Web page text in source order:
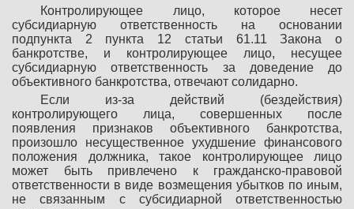
Контролирующее лицо, которое несет
субсидиарную ответственность на основании
подпункта 2 пункта 12 статьи 61.11 Закона о
банкротстве, и контролирующее лицо, несущее
субсидиарную ответственность за доведение до
объективного банкротства, отвечают солидарно.
Если из-за действий (бездействия)
контролирующего лица, совершенных после
появления признаков объективного банкротства,
произошло несущественное ухудшение финансового
положения должника, такое контролирующее лицо
может быть привлечено к гражданско-правовой
ответственности в виде возмещения убытков по иным,
не связанным с субсидиарной ответственностью